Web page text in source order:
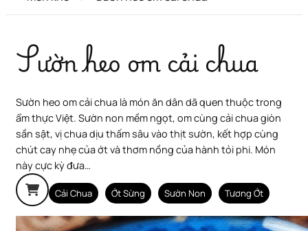
Sườn heo om cải chua
Sườn heo om cải chua là món ăn dân dã quen thuộc trong
ẩm thực Việt. Sườn non mềm ngọt, om cùng cải chua giòn
sần sật, vị chua dịu thấm sâu vào thịt sườn, kết hợp cùng
chút cay nhẹ của ớt và thơm nồng của hành tỏi phi. Món
này cực kỳ đưa…
Cải Chua Ớt Sừng Sườn Non Tương Ớt